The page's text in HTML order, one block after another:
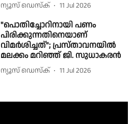
ന്യൂസ് ഡെസ്ക് 11 Jul 2026
"പൊതിച്ചോറിനായി പണം
പിരിക്കുന്നതിനെയാണ്
വിമർശിച്ചത്"; പ്രസ്താവനയിൽ
മലക്കം മറിഞ്ഞ് ജി. സുധാകരൻ
ന്യൂസ് ഡെസ്ക് 11 Jul 2026